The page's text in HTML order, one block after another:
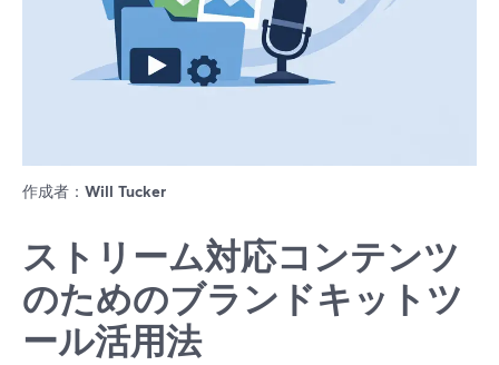
作成者： Will Tucker
ストリーム対応コンテンツ
のためのブランドキットツ
ール活用法